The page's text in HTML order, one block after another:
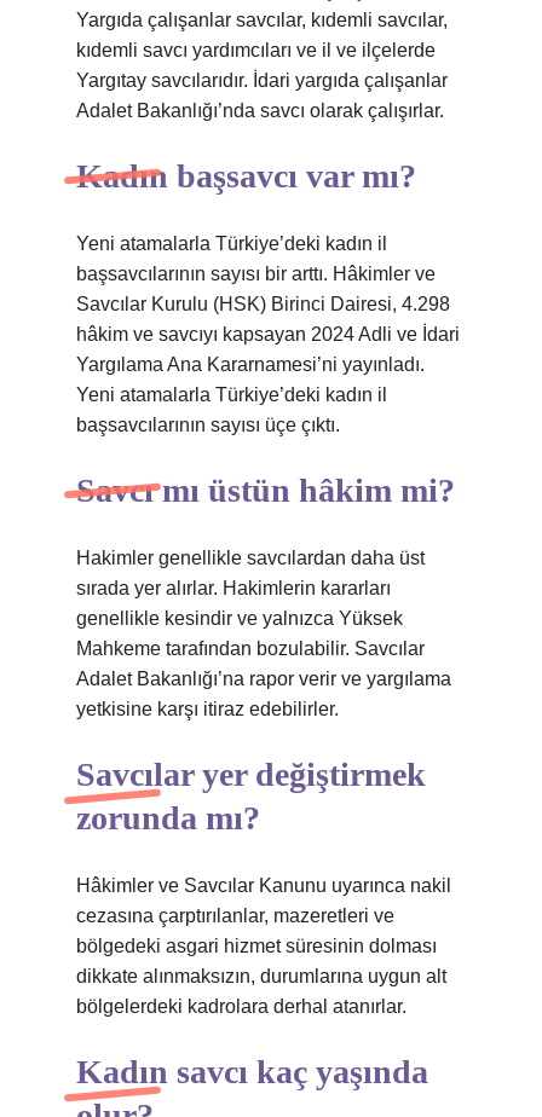
Yargıda çalışanlar savcılar, kıdemli savcılar,
kıdemli savcı yardımcıları ve il ve ilçelerde
Yargıtay savcılarıdır. İdari yargıda çalışanlar
Adalet Bakanlığı’nda savcı olarak çalışırlar.
Kadın başsavcı var mı?
Yeni atamalarla Türkiye’deki kadın il
başsavcılarının sayısı bir arttı. Hâkimler ve
Savcılar Kurulu (HSK) Birinci Dairesi, 4.298
hâkim ve savcıyı kapsayan 2024 Adli ve İdari
Yargılama Ana Kararnamesi’ni yayınladı.
Yeni atamalarla Türkiye’deki kadın il
başsavcılarının sayısı üçe çıktı.
Savcı mı üstün hâkim mi?
Hakimler genellikle savcılardan daha üst
sırada yer alırlar. Hakimlerin kararları
genellikle kesindir ve yalnızca Yüksek
Mahkeme tarafından bozulabilir. Savcılar
Adalet Bakanlığı’na rapor verir ve yargılama
yetkisine karşı itiraz edebilirler.
Savcılar yer değiştirmek
zorunda mı?
Hâkimler ve Savcılar Kanunu uyarınca nakil
cezasına çarptırılanlar, mazeretleri ve
bölgedeki asgari hizmet süresinin dolması
dikkate alınmaksızın, durumlarına uygun alt
bölgelerdeki kadrolara derhal atanırlar.
Kadın savcı kaç yaşında